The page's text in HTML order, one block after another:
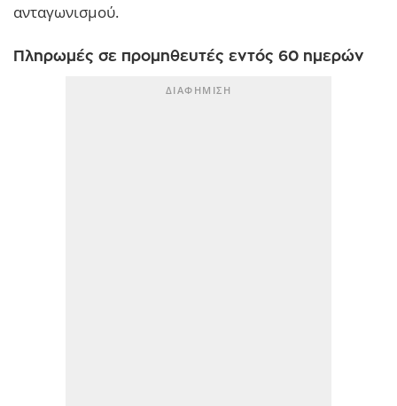
ανταγωνισμού.
Πληρωμές σε προμηθευτές εντός 60 ημερών